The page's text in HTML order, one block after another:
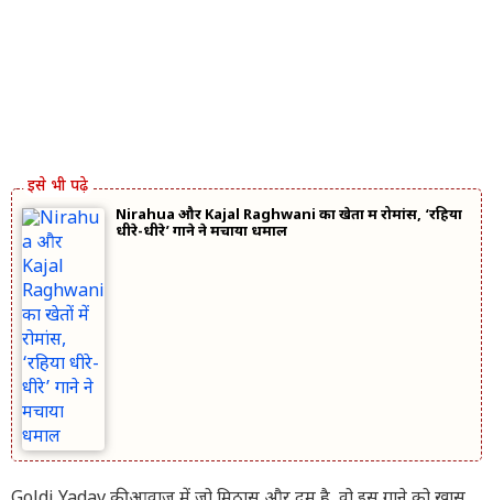
Nirahua और Kajal Raghwani का खेतों में रोमांस, ‘रह‍िया
धीरे-धीरे’ गाने ने मचाया धमाल